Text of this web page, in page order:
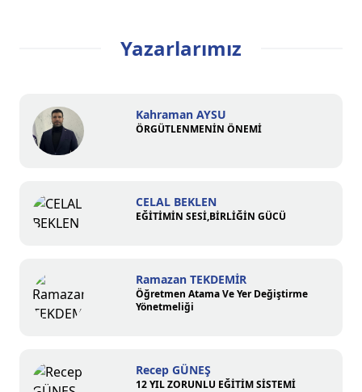
Yazarlarımız
Kahraman AYSU
ÖRGÜTLENMENİN ÖNEMİ
CELAL BEKLEN
EĞİTİMİN SESİ,BİRLİĞİN GÜCÜ
Ramazan TEKDEMİR
Öğretmen Atama Ve Yer Değiştirme
Yönetmeliği
Recep GÜNEŞ
12 YIL ZORUNLU EĞİTİM SİSTEMİ